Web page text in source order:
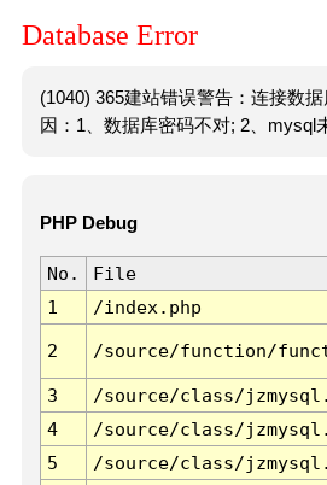
Database Error
(1040) 365建站错误警告：连接数
因：1、数据库密码不对; 2、mysql
PHP Debug
No. File
1
/index.php
2 /source/function/
3 /source/class/
4
/source/class/
5
/source/class/